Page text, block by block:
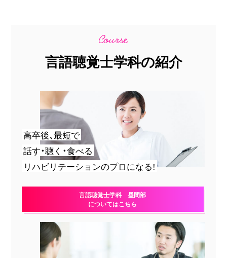
言語聴覚士学科の紹介
高卒後、最短で
話す・聴く・食べる
リハビリテーションのプロになる!
言語聴覚士学科 昼間部
についてはこちら